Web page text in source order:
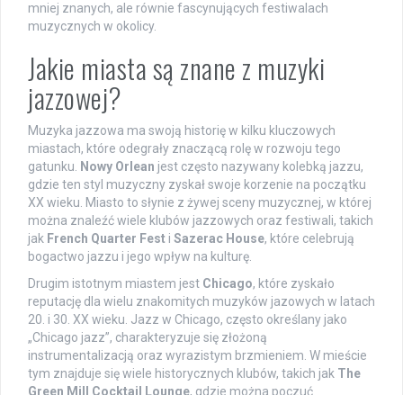
mniej znanych, ale równie fascynujących festiwalach
muzycznych w okolicy.
Jakie miasta są znane z muzyki
jazzowej?
Muzyka jazzowa ma swoją historię w kilku kluczowych
miastach, które odegrały znaczącą rolę w rozwoju tego
gatunku. Nowy Orlean jest często nazywany kolebką jazzu,
gdzie ten styl muzyczny zyskał swoje korzenie na początku
XX wieku. Miasto to słynie z żywej sceny muzycznej, w której
można znaleźć wiele klubów jazzowych oraz festiwali, takich
jak French Quarter Fest i Sazerac House, które celebrują
bogactwo jazzu i jego wpływ na kulturę.
Drugim istotnym miastem jest Chicago, które zyskało
reputację dla wielu znakomitych muzyków jazowych w latach
20. i 30. XX wieku. Jazz w Chicago, często określany jako
„Chicago jazz”, charakteryzuje się złożoną
instrumentalizacją oraz wyrazistym brzmieniem. W mieście
tym znajduje się wiele historycznych klubów, takich jak The
Green Mill Cocktail Lounge, gdzie można poczuć